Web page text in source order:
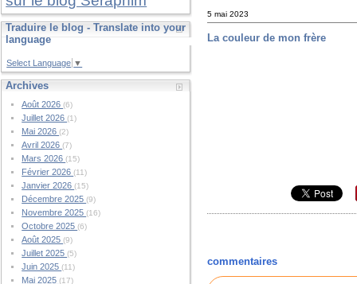
Traduire le blog - Translate into your
language
Select Language ▼
Archives
Août 2026(6)
Juillet 2026(1)
Mai 2026(2)
Avril 2026(7)
Mars 2026(15)
Février 2026(11)
Janvier 2026(15)
Décembre 2025(9)
Novembre 2025(16)
Octobre 2025(6)
Août 2025(9)
Juillet 2025(5)
Juin 2025(11)
Mai 2025(17)
5 mai 2023
La couleur de mon frère
commentaires